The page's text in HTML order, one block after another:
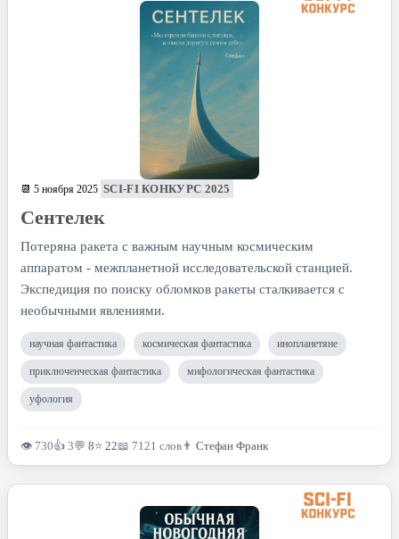
📆 5 ноября 2025 SCI-FI КОНКУРС 2025
Сентелек
Потеряна ракета с важным научным космическим
аппаратом - межпланетной исследовательской станцией.
Экспедиция по поиску обломков ракеты сталкивается с
необычными явлениями.
научная фантастика космическая фантастика инопланетяне
приключенческая фантастика мифологическая фантастика
уфология
👁 730👍 3💬 8⭐ 22📖 7121 слов 👨 Стефан Франк